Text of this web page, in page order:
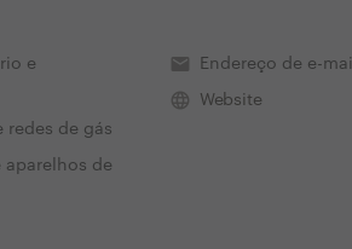
e
redes de gás
aparelhos de
email Endereço de e-mail
language Website